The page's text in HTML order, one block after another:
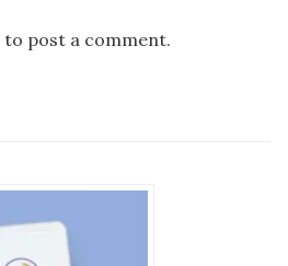
to post a comment.